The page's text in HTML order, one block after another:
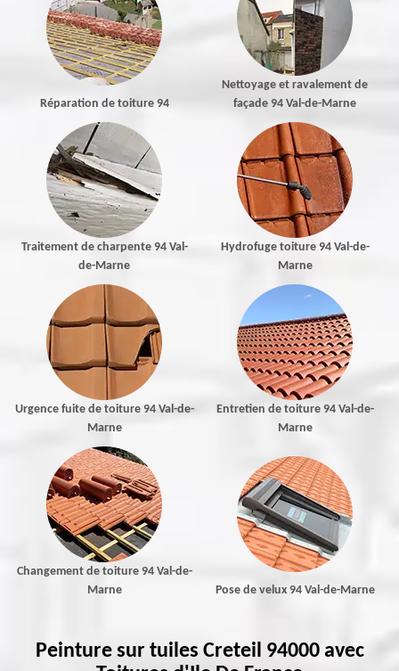
Réparation de toiture 94
Nettoyage et ravalement de
façade 94 Val-de-Marne
Traitement de charpente 94 Val-
de-Marne
Hydrofuge toiture 94 Val-de-
Marne
Urgence fuite de toiture 94 Val-de-
Marne
Entretien de toiture 94 Val-de-
Marne
Changement de toiture 94 Val-de-
Marne
Pose de velux 94 Val-de-Marne
Peinture sur tuiles Creteil 94000 avec